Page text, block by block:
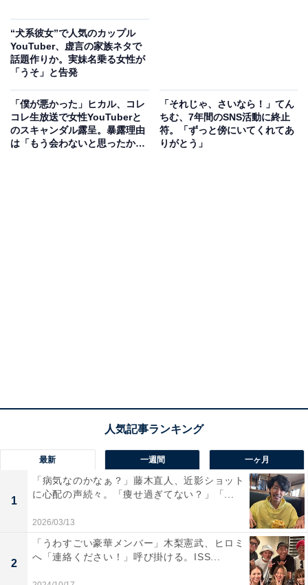
“犬系彼女”で人気のカップル
YouTuber、虚言の家族ネタで
話題作りか。実妹名乗る女性が
「うそ」と告発
「僕が悪かった」ヒカル、コレ
コレ生放送で女性YouTuberと
のスキャンダル露呈。暴露理由
は「もう会わないと思ったか
「それじゃ、さいなら！」てん
ちむ、7年間のSNS活動に終止
符。「ずっと傍にいてくれてあ
りがとう」
最新 一週間 一ヶ月
1
「病気なのかなぁ？」藤木直人、近影ショット
に心配の声続々。「痩せ過ぎてない？」「...
2026/03/13
2
「うわすごい豪華メンバー」木梨憲武、ヒロミ
へ「連絡ください！」呼び掛ける。ISS...